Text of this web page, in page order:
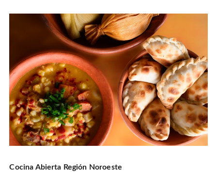
Cocina Abierta Región Noroeste